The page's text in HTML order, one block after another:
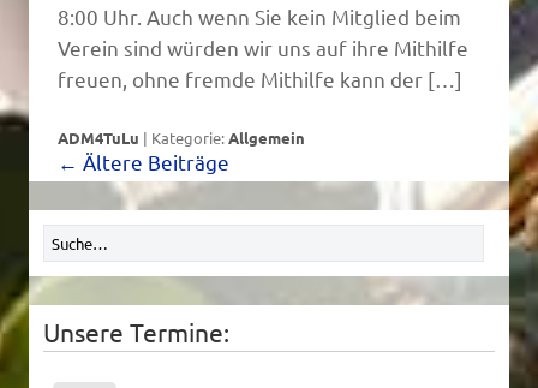
8:00 Uhr. Auch wenn Sie kein Mitglied beim
Verein sind würden wir uns auf ihre Mithilfe
freuen, ohne fremde Mithilfe kann der […]
ADM4TuLu | Kategorie:Allgemein
Beitragnavigation
← Ältere Beiträge
Unsere Termine: